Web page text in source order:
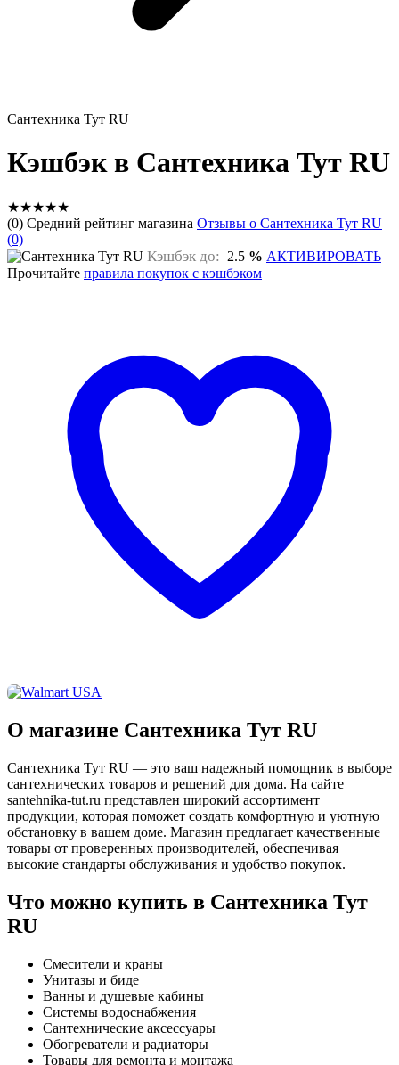
Сантехника Тут RU
Кэшбэк в Сантехника Тут RU
★★★★★
(0) Средний рейтинг магазина Отзывы о Сантехника Тут RU
(0)
Кэшбэк до: 2.5 % АКТИВИРОВАТЬ
Прочитайте правила покупок с кэшбэком
О магазине Сантехника Тут RU
Сантехника Тут RU — это ваш надежный помощник в выборе
сантехнических товаров и решений для дома. На сайте
santehnika-tut.ru представлен широкий ассортимент
продукции, которая поможет создать комфортную и уютную
обстановку в вашем доме. Магазин предлагает качественные
товары от проверенных производителей, обеспечивая
высокие стандарты обслуживания и удобство покупок.
Что можно купить в Сантехника Тут
RU
Смесители и краны
Унитазы и биде
Ванны и душевые кабины
Системы водоснабжения
Сантехнические аксессуары
Обогреватели и радиаторы
Товары для ремонта и монтажа